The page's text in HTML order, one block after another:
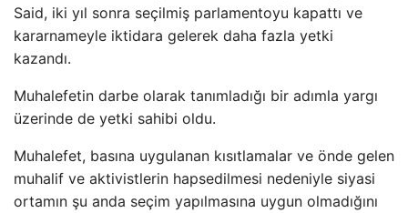
Said, iki yıl sonra seçilmiş parlamentoyu kapattı ve
kararnameyle iktidara gelerek daha fazla yetki
kazandı.
Muhalefetin darbe olarak tanımladığı bir adımla yargı
üzerinde de yetki sahibi oldu.
Muhalefet, basına uygulanan kısıtlamalar ve önde gelen
muhalif ve aktivistlerin hapsedilmesi nedeniyle siyasi
ortamın şu anda seçim yapılmasına uygun olmadığını